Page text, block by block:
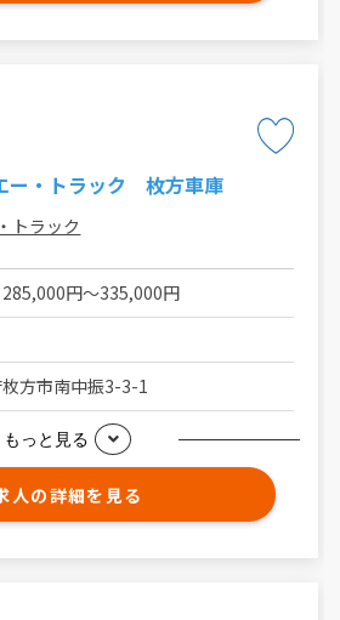
ー・トラック 枚方車庫
トラック
円〜335,000円
方市南中振3-3-1
もっと見る
人の詳細を見る